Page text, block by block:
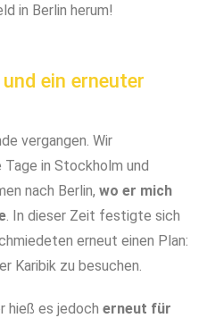
in Berlin herum!
ein erneuter
vergangen. Wir
in Stockholm und
nach Berlin, wo er mich
. In dieser Zeit festigte sich
erneut einen Plan:
Karibik zu besuchen.
hieß es jedoch erneut für